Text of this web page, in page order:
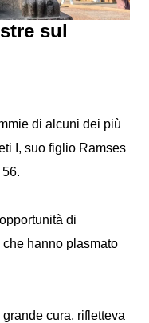
sul
di alcuni dei più
I, suo figlio Ramses
di
hanno plasmato
cura, rifletteva